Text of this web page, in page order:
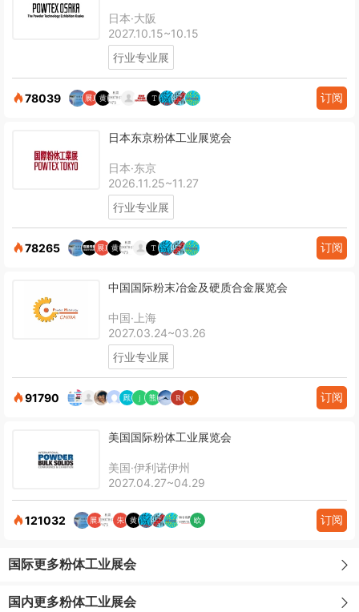
日本·大阪
2027.10.15~10.15
行业专业展
78039 订阅
日本东京粉体工业展览会
日本·东京
2026.11.25~11.27
行业专业展
78265 订阅
中国国际粉末冶金及硬质合金展览会
中国·上海
2027.03.24~03.26
行业专业展
91790 订阅
美国国际粉体工业展览会
美国·伊利诺伊州
2027.04.27~04.29
121032 订阅
国际更多粉体工业展会
国内更多粉体工业展会